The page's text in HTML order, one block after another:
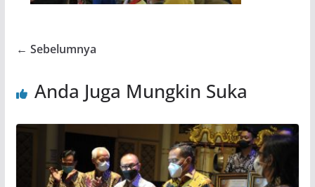
← Sebelumnya
Anda Juga Mungkin Suka